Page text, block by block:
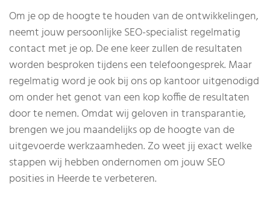
Om je op de hoogte te houden van de ontwikkelingen,
neemt jouw persoonlijke SEO-specialist regelmatig
contact met je op. De ene keer zullen de resultaten
worden besproken tijdens een telefoongesprek. Maar
regelmatig word je ook bij ons op kantoor uitgenodigd
om onder het genot van een kop koffie de resultaten
door te nemen. Omdat wij geloven in transparantie,
brengen we jou maandelijks op de hoogte van de
uitgevoerde werkzaamheden. Zo weet jij exact welke
stappen wij hebben ondernomen om jouw SEO
posities in Heerde te verbeteren.